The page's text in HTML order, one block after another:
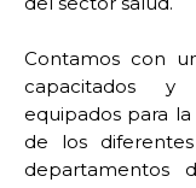
Contamos con
capacitados y
equipados para
de los
departamentos